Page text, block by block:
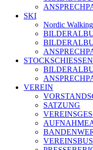
SKI
Nordic Walking
STOCKSCHIESSEN
VEREIN
SATZUNG
VEREINSBUS